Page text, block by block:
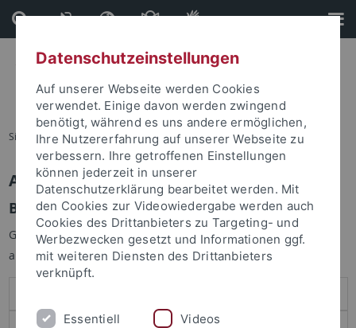
Direkt
zum
Inhalt
Direkt
zur
Fußleiste
Sie sind hier: Startseite
Anmelden
Benutzeranmeldung
Geben Sie Ihren Benutzernamen und Ihr Passwort an um sich
anzumelden:
Datenschutzeinstellungen
Auf unserer Webseite werden Cookies
verwendet. Einige davon werden zwingend
benötigt, während es uns andere ermöglichen,
Ihre Nutzererfahrung auf unserer Webseite zu
verbessern. Ihre getroffenen Einstellungen
können jederzeit in unserer
Datenschutzerklärung bearbeitet werden. Mit
den Cookies zur Videowiedergabe werden auch
Cookies des Drittanbieters zu Targeting- und
Werbezwecken gesetzt und Informationen ggf.
mit weiteren Diensten des Drittanbieters
verknüpft.
Essentiell Videos